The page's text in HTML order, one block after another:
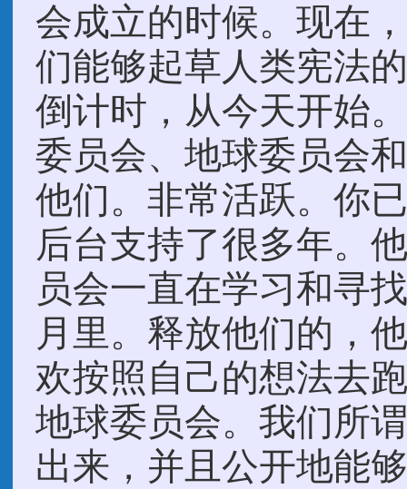
会成立的时候。现在
们能够起草人类宪法
倒计时，从今天开始
委员会、地球委员会
他们。非常活跃。你
后台支持了很多年。
员会一直在学习和寻
月里。释放他们的，
欢按照自己的想法去
地球委员会。我们所
出来，并且公开地能